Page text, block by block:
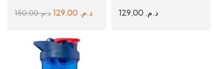
د.م.150,00 د.م.
ADD TO CART
د.م.